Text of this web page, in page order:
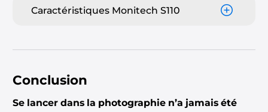
Caractéristiques Monitech S110
Conclusion
Se lancer dans la photographie n’a jamais été